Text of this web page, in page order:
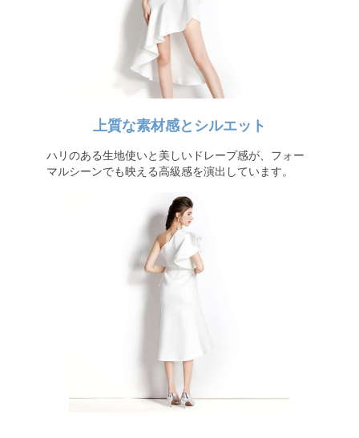
上質な素材感とシルエット
ハリのある生地使いと美しいドレープ感が、フォー
マルシーンでも映える高級感を演出しています。